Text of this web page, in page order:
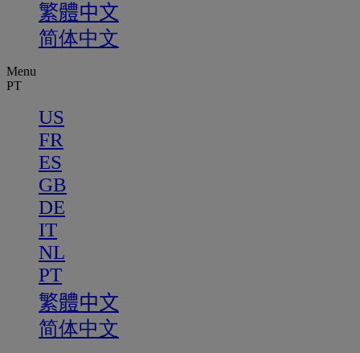
繁體中文
简体中文
Menu
PT
US
FR
ES
GB
DE
IT
NL
PT
繁體中文
简体中文